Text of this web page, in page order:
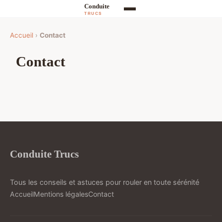
Accueil › Contact
Contact
Conduite Trucs
Tous les conseils et astuces pour rouler en toute sérénité
AccueilMentions légalesContact